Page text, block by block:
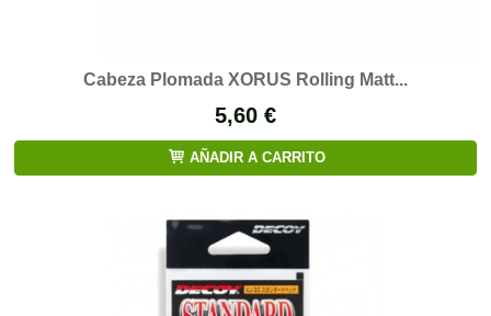
Cabeza Plomada XORUS Rolling Matt...
5,60 €
AÑADIR A CARRITO